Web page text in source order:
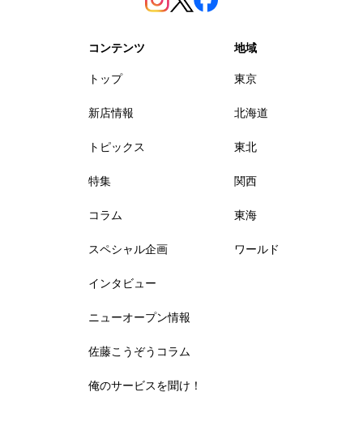
コンテンツ
トップ
新店情報
トピックス
特集
コラム
スペシャル企画
インタビュー
ニューオープン情報
佐藤こうぞうコラム
俺のサービスを聞け！
地域
東京
北海道
東北
関西
東海
ワールド